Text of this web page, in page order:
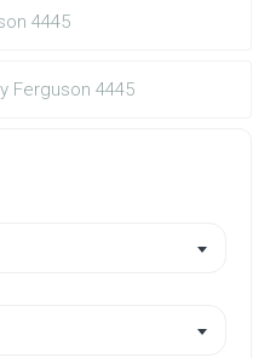
4445
Ferguson 4445